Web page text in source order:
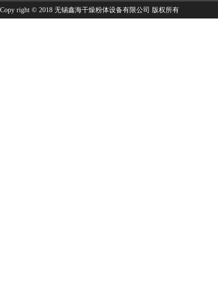
Copy right © 2018 无锡鑫海干燥粉体设备有限公司 版权所有